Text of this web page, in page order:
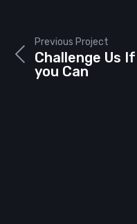
Previous Project
Challenge Us If
you Can